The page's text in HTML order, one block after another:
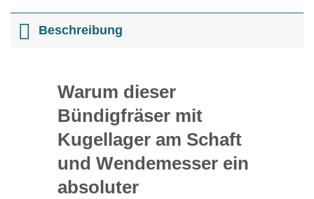
Beschreibung
Warum dieser
Bündigfräser mit
Kugellager am Schaft
und Wendemesser ein
absoluter